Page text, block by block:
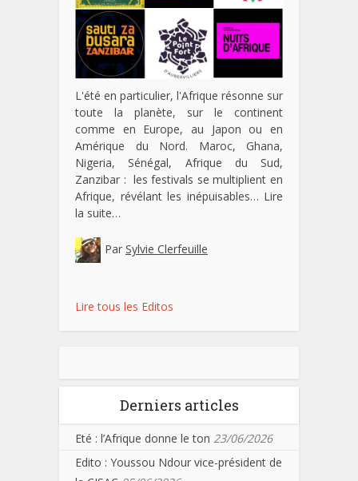
L'été en particulier, l'Afrique résonne sur
toute la planète, sur le continent
comme en Europe, au Japon ou en
Amérique du Nord. Maroc, Ghana,
Nigeria, Sénégal, Afrique du Sud,
Zanzibar : les festivals se multiplient en
Afrique, révélant les inépuisables… Lire
la suite…
Par Sylvie Clerfeuille
Lire tous les Editos
Derniers articles
Eté : l’Afrique donne le ton 23/06/2026
Edito : Youssou Ndour vice-président de